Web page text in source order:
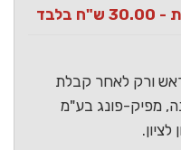
ורק לאחר קבלת
מפיק-פונג בע"מ